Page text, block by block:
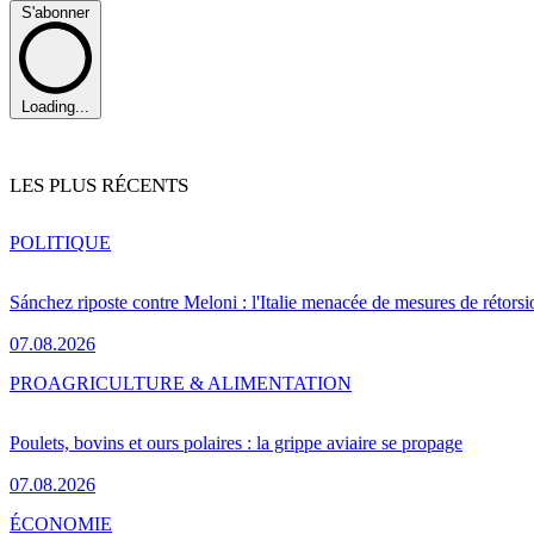
S'abonner
Loading...
LES PLUS RÉCENTS
Sánchez riposte contre Meloni : l'Italie menacée de mesures de
07.08.2026
POLITIQUE
Poulets, bovins et ours polaires : la grippe aviaire se propage
07.08.2026
PROAGRICULTURE & ALIMENTATION
ÉCONOMIE